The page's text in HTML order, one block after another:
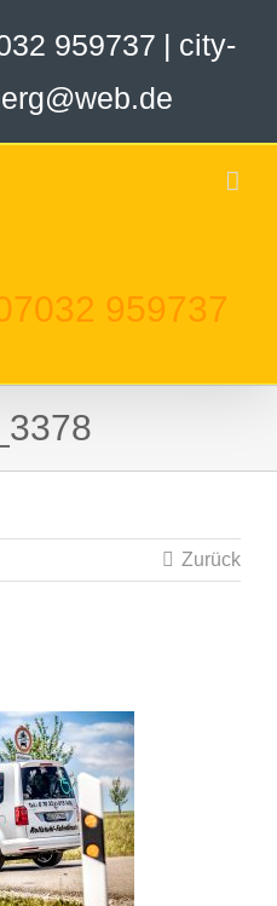
959737 | city-
959737
Zurück